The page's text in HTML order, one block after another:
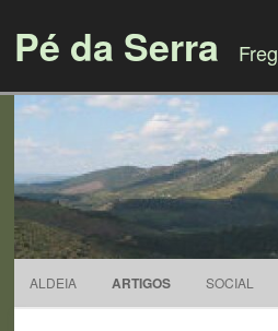
Pé da Serra
ALDEIA ARTIGOS SOCIAL